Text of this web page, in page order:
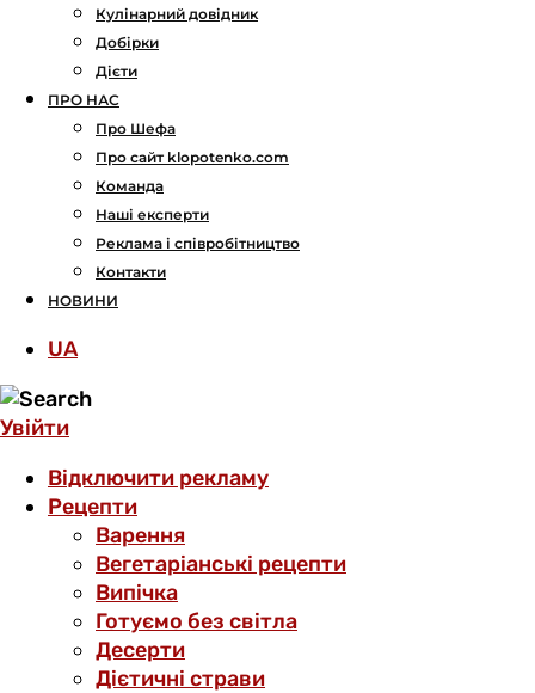
Кулінарний довідник
Добірки
Дієти
ПРО НАС
Про Шефа
Про сайт klopotenko.com
Команда
Наші експерти
Реклама і співробітництво
Контакти
НОВИНИ
UA
Увійти
Відключити рекламу
Рецепти
Варення
Вегетаріанські рецепти
Випічка
Готуємо без світла
Десерти
Дієтичні страви